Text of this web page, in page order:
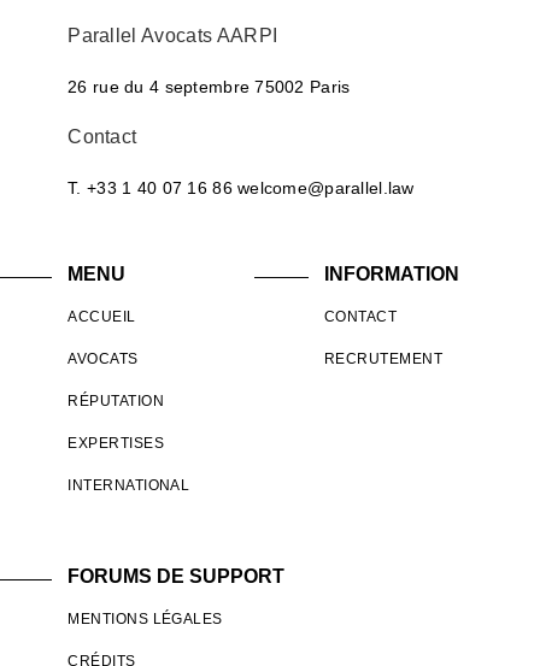
Parallel Avocats AARPI
26 rue du 4 septembre 75002 Paris
Contact
T. +33 1 40 07 16 86 welcome@parallel.law
MENU
ACCUEIL
AVOCATS
RÉPUTATION
EXPERTISES
INTERNATIONAL
INFORMATION
CONTACT
RECRUTEMENT
FORUMS DE SUPPORT
MENTIONS LÉGALES
CRÉDITS